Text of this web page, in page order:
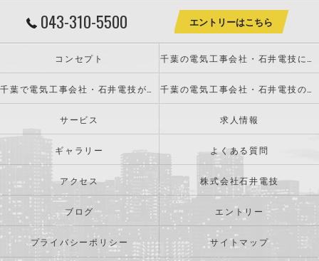
043-310-5500 エントリーはこちら
コンセプト
サービス 求人情報
ギャラリー よくある質問
アクセス 株式会社石井電技
ブログ エントリー
プライバシーポリシー サイトマップ